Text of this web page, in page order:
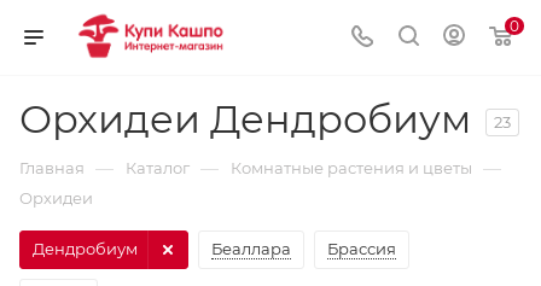
0
Орхидеи Дендробиум 23
Главная — Каталог — Комнатные растения и цветы —
Орхидеи
Беаллара Брассия
Дендробиум